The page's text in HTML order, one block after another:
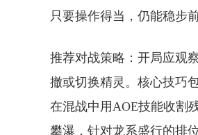
只要操作得当，仍能稳步前
推荐对战策略：开局应观
撤或切换精灵。核心技巧
在混战中用AOE技能收割
攀瀑，针对龙系盛行的排